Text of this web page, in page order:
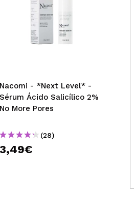
Nacomi - *Next Level* -
Sérum Ácido Salicílico 2%
No More Pores
(28)
3,49€